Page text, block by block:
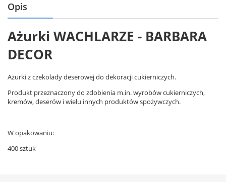
Opis
Ażurki WACHLARZE - BARBARA
DECOR
Ażurki z czekolady deserowej do dekoracji cukierniczych.
Produkt przeznaczony do zdobienia m.in. wyrobów cukierniczych,
kremów, deserów i wielu innych produktów spożywczych.
W opakowaniu:
400 sztuk